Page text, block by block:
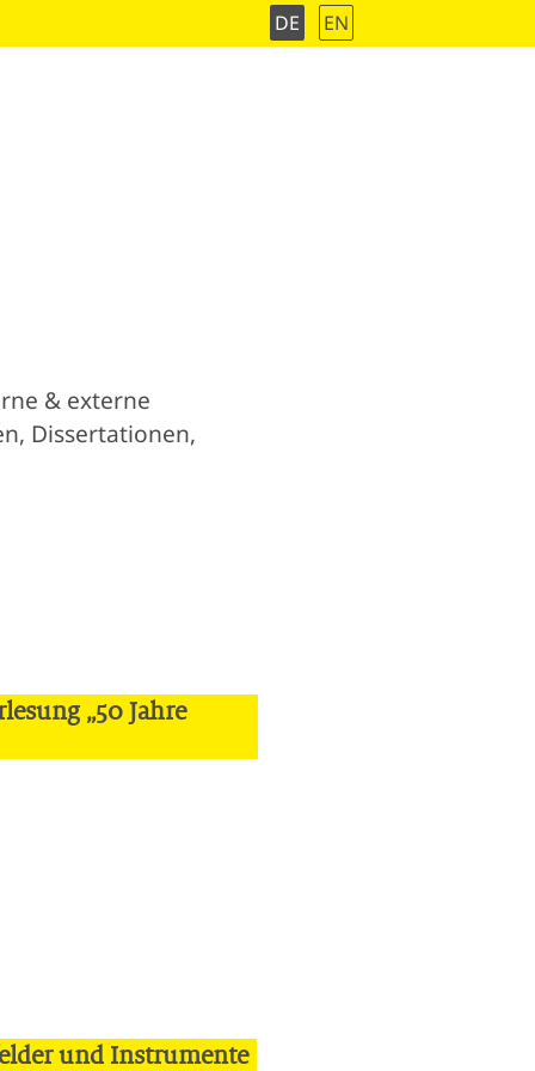
DE EN
& externe
Dissertationen,
„50 Jahre
und Instrumente